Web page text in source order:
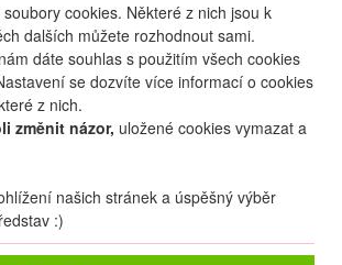
cookies. Některé z nich jsou k
dalších můžete rozhodnout sami.
dáte souhlas s použitím všech cookies
se dozvíte více informací o cookies
z nich.
změnit názor, uložené cookies vymazat a
našich stránek a úspěšný výběr
:)
mapa oblíbené sdílet
(9 dní/7 nocí)
Detail letu